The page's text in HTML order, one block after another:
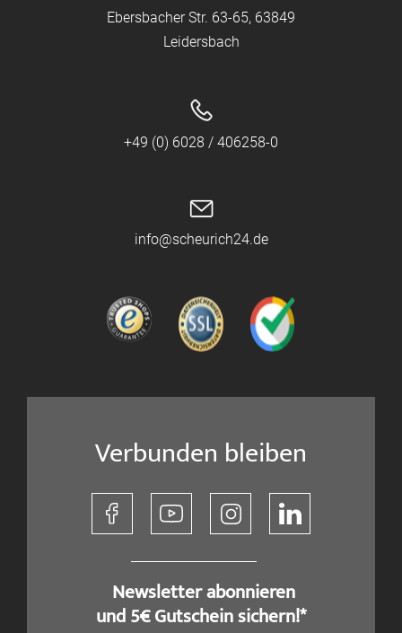
Ebersbacher Str. 63-65, 63849
Leidersbach
+49 (0) 6028 / 406258-0
info@scheurich24.de
Verbunden bleiben
​ Newsletter abonnieren
und 5€ Gutschein sichern!*